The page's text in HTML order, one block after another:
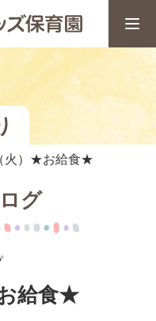
火）★お給食★
グ
給食★